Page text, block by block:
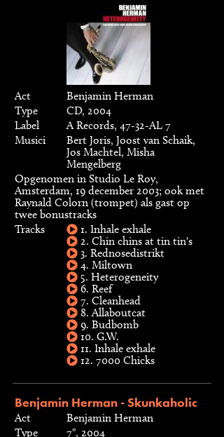
Act
Benjamin Herman
Type
CD, 2004
Label
A Records, 47-32-AL 7
Musici
Bert Joris, Joost van Schaik,
Jos Machtel, Misha
Mengelberg
Opgenomen in Studio Le Roy,
Amsterdam, 19 december 2003; ook met
Raynald Colorn (trompet) als gast op
twee bonustracks
Tracks
1. Inhale exhale
2. Chin chins at tin tin's
3. Rednosedistrikt
4. Miltown
5. Heterogeneity
6. Reef
7. Cleanhead
8. Allaboutcat
9. Budbomb
10. G.W.
11. Inhale exhale
12. 7000 Chicks
Benjamin Herman - Skunkaholic
Act
Benjamin Herman
Type
7", 2004